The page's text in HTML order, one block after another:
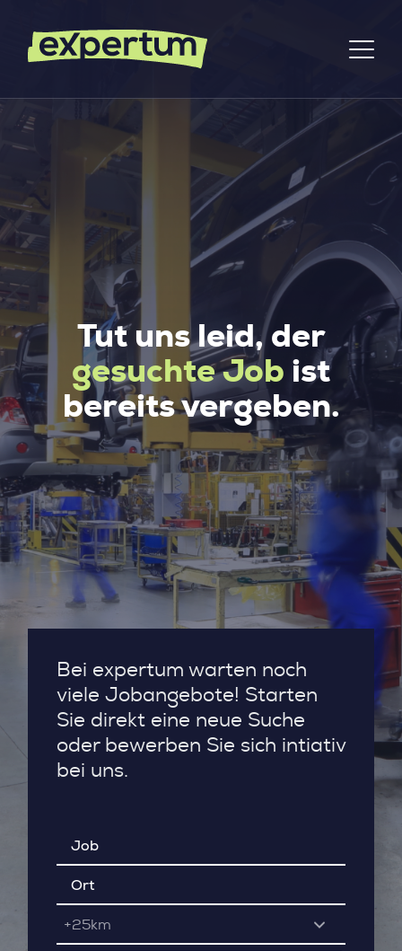
Tut uns leid, der
gesuchte Job ist
bereits vergeben.
Bei expertum warten noch
viele Jobangebote! Starten
Sie direkt eine neue Suche
oder bewerben Sie sich intiativ
bei uns.
+25km